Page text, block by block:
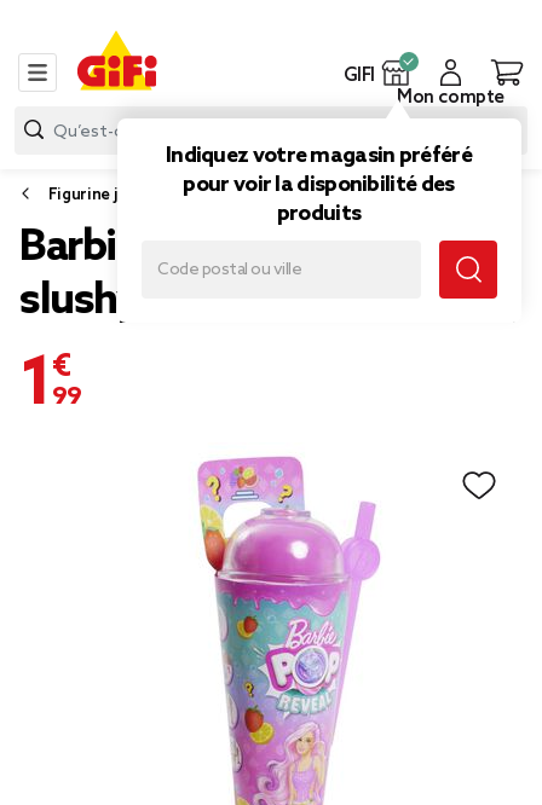
GIFI
Indiquez votre magasin préféré
pour voir la disponibilité des
produits
Mon compte
Figurine jouet
Barbie Mini Land Reveal
slushy poupée (2 modèles)
1,99 €